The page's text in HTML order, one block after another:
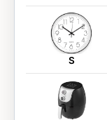
S